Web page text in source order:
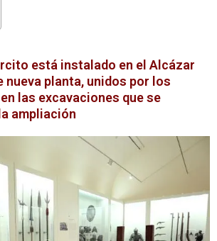
está instalado en el Alcázar
nueva planta, unidos por los
las excavaciones que se
ampliación